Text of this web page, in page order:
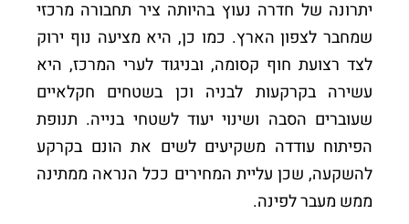
יתרונה של חדרה נעוץ בהיותה ציר תחבורה מרכזי
שמחבר לצפון הארץ. כמו כן, היא מציעה נוף ירוק
לצד רצועת חוף קסומה, ובניגוד לערי המרכז, היא
עשירה בקרקעות לבניה וכן בשטחים חקלאיים
שעוברים הסבה ושינוי יעוד לשטחי בנייה. תנופת
הפיתוח עודדה משקיעים לשים את הונם בקרקע
להשקעה, שכן עליית המחירים ככל הנראה ממתינה
ממש מעבר לפינה.